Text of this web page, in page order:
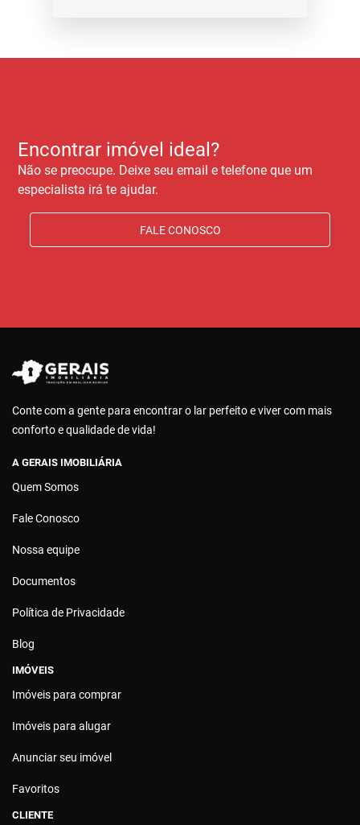
Encontrar imóvel ideal?
Não se preocupe. Deixe seu email e telefone que um
especialista irá te ajudar.
FALE CONOSCO
Conte com a gente para encontrar o lar perfeito e viver com mais
conforto e qualidade de vida!
A GERAIS IMOBILIÁRIA
Quem Somos
Fale Conosco
Nossa equipe
Documentos
Política de Privacidade
Blog
IMÓVEIS
Imóveis para comprar
Imóveis para alugar
Anunciar seu imóvel
Favoritos
CLIENTE